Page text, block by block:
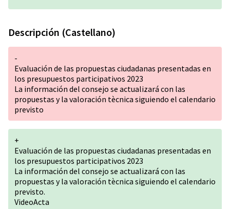
Descripción (Castellano)
-
Evaluación de las propuestas ciudadanas presentadas en
los presupuestos participativos 2023
La información del consejo se actualizará con las
propuestas y la valoración tècnica siguiendo el calendario
previsto
+
Evaluación de las propuestas ciudadanas presentadas en
los presupuestos participativos 2023
La información del consejo se actualizará con las
propuestas y la valoración tècnica siguiendo el calendario
previsto.
VideoActa